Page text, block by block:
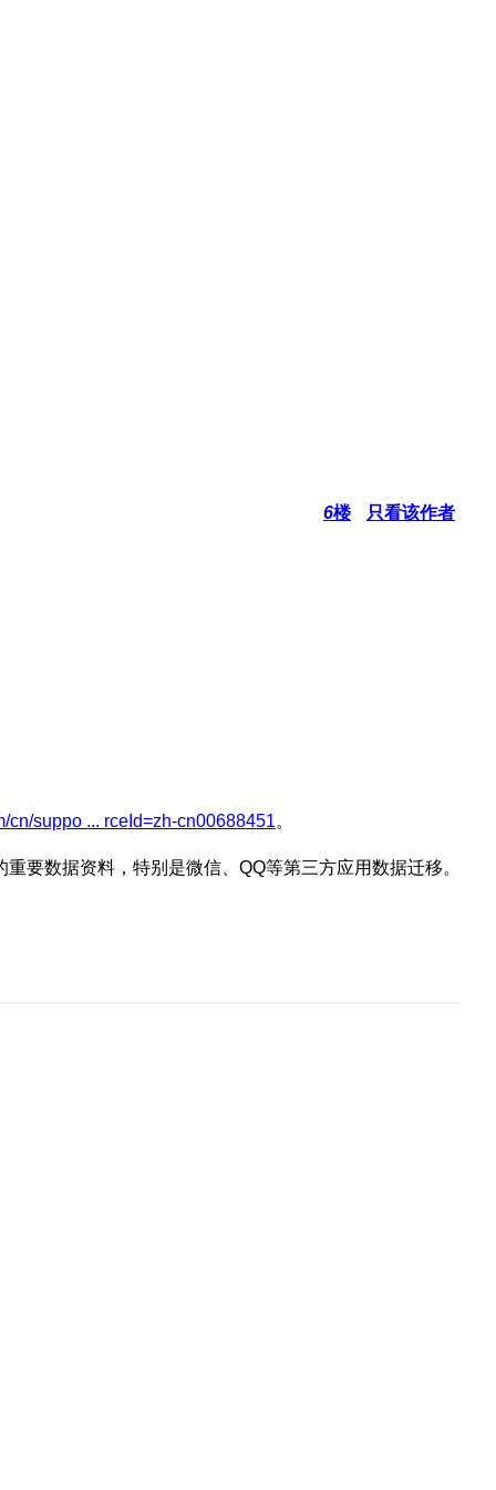
6楼 只看该作者
cn/suppo ... rceId=zh-cn00688451。
要数据资料，特别是微信、QQ等第三方应用数据迁移。